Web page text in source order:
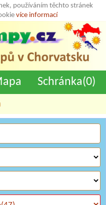
používáním těchto stránek
více informací
Schránka(0)